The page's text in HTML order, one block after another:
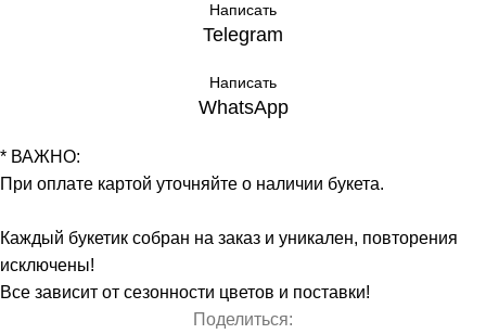
Написать
Telegram
Написать
WhatsApp
* ВАЖНО:
При оплате картой уточняйте о наличии букета.
Каждый букетик собран на заказ и уникален, повторения
исключены!
Все зависит от сезонности цветов и поставки!
Поделиться: